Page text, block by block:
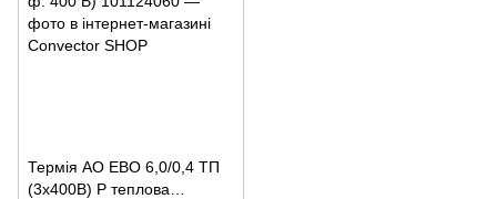
Термія АО ЕВО 6,0/0,4 ТП
(3х400В) Р теплова